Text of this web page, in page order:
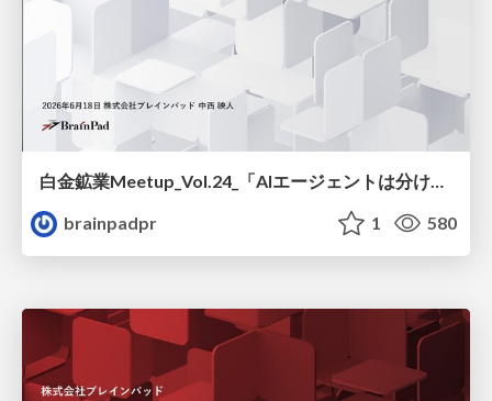
白金鉱業Meetup_Vol.24_「AIエージェントは分けるほど良い」は本当か？ / Is it true that “the more you divide AI agents, the better”?
brainpadpr
1 580